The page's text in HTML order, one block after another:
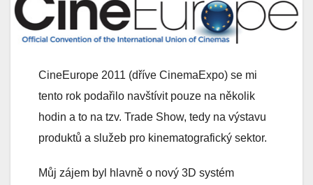
CineEurope 2011 (dříve CinemaExpo) se mi
tento rok podařilo navštívit pouze na několik
hodin a to na tzv. Trade Show, tedy na výstavu
produktů a služeb pro kinematografický sektor.
Můj zájem byl hlavně o nový 3D systém